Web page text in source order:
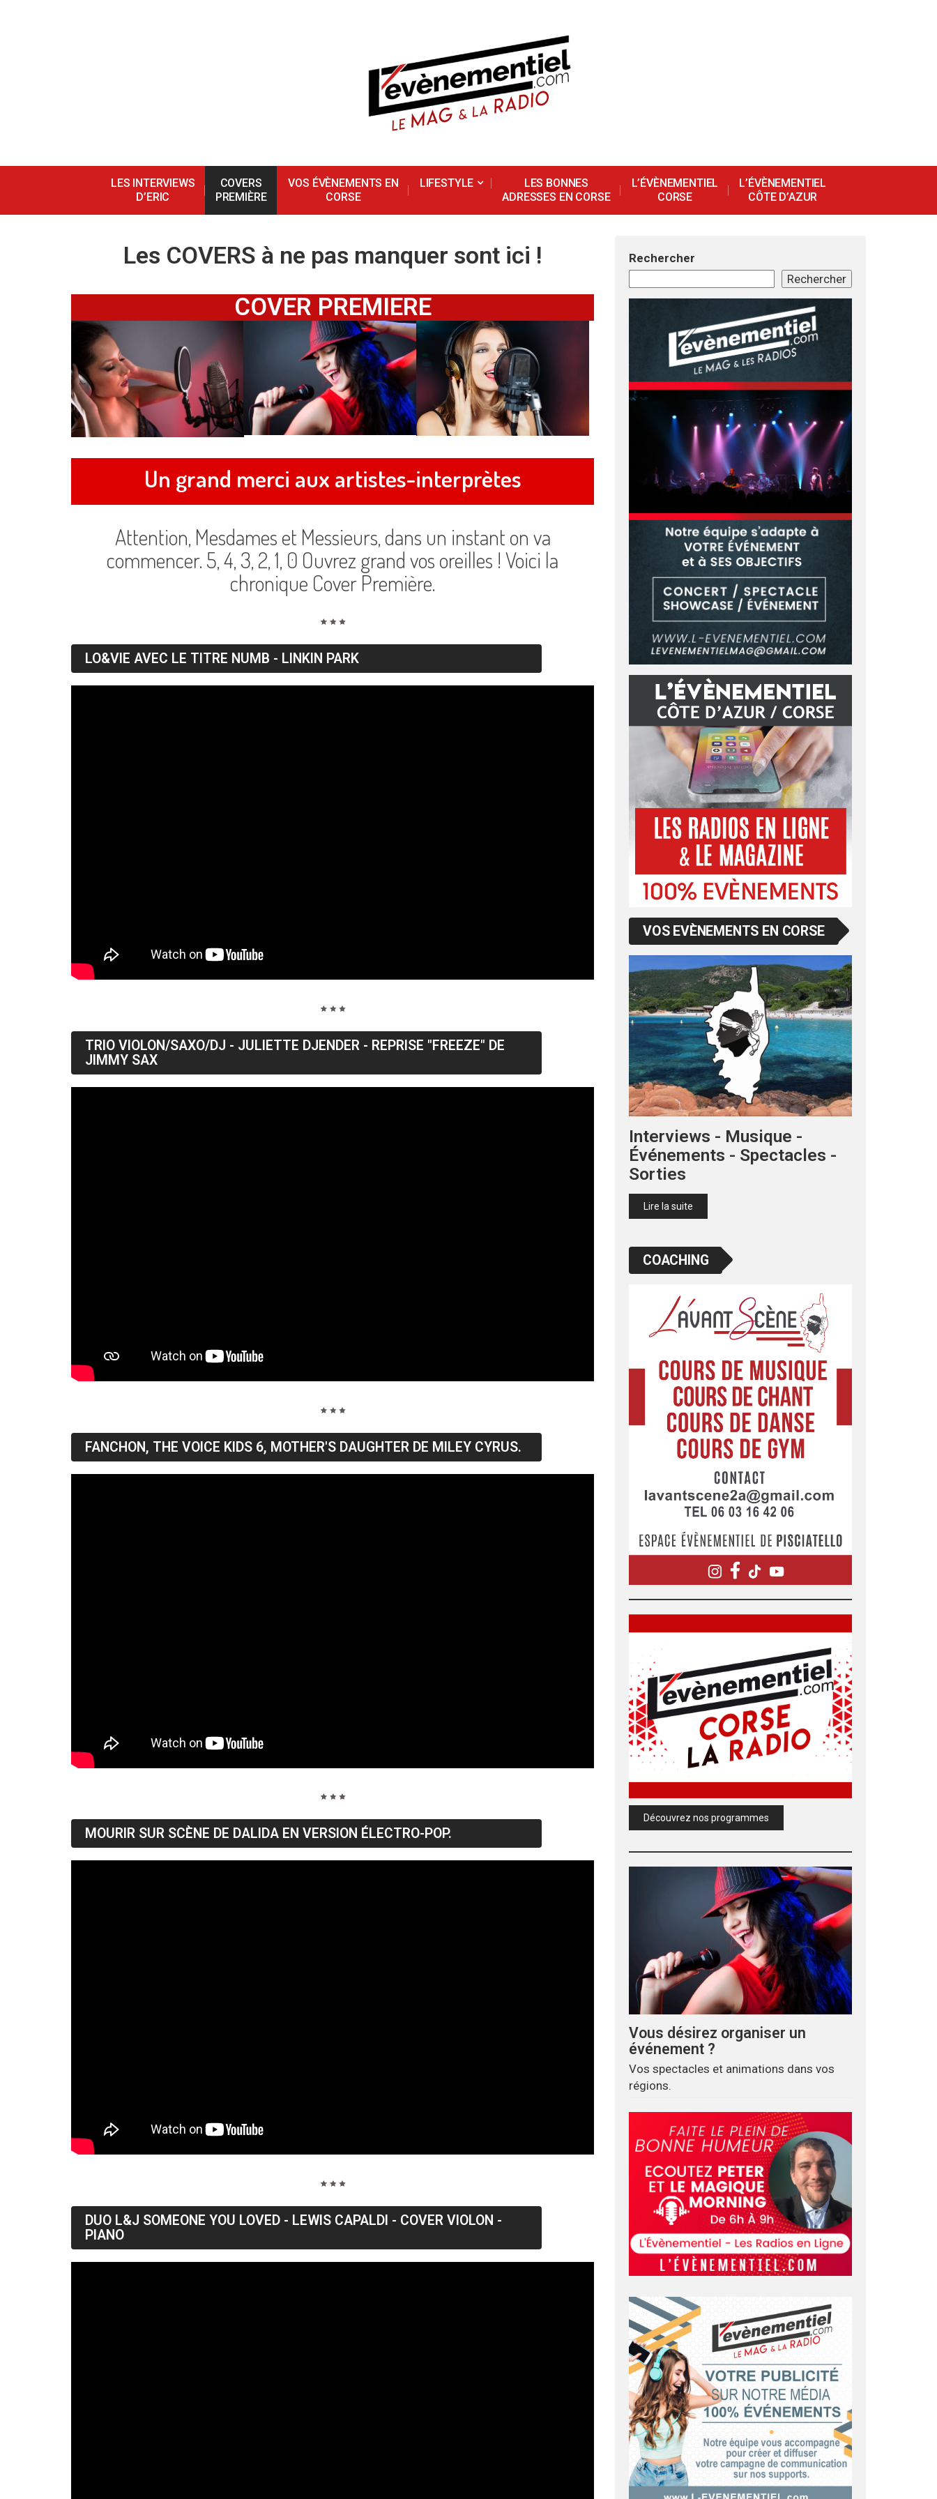
LES INTERVIEWS
D’ERIC
COVERS
PREMIÈRE
VOS ÉVÈNEMENTS EN
CORSE
LIFESTYLE
LES BONNES
ADRESSES EN CORSE
L’ÉVÈNEMENTIEL
CORSE
L’ÉVÈNEMENTIEL
CÔTE D’AZUR
Les COVERS à ne pas manquer sont ici !
COVER PREMIERE
Un grand merci aux artistes-interprètes
Attention, Mesdames et Messieurs, dans un instant on va
commencer. 5, 4, 3, 2, 1, 0 Ouvrez grand vos oreilles ! Voici la
chronique Cover Première.
LO&VIE AVEC LE TITRE NUMB - LINKIN PARK
TRIO VIOLON/SAXO/DJ - JULIETTE DJENDER - REPRISE "FREEZE" DE
JIMMY SAX
FANCHON, THE VOICE KIDS 6, MOTHER'S DAUGHTER DE MILEY CYRUS.
MOURIR SUR SCÈNE DE DALIDA EN VERSION ÉLECTRO-POP.
DUO L&J SOMEONE YOU LOVED - LEWIS CAPALDI - COVER VIOLON -
PIANO
Rechercher
Rechercher
VOS EVÈNEMENTS EN CORSE
Interviews - Musique -
Événements - Spectacles -
Sorties
Lire la suite
COACHING
Découvrez nos programmes
Vous désirez organiser un
événement ?
Vos spectacles et animations dans vos
régions.